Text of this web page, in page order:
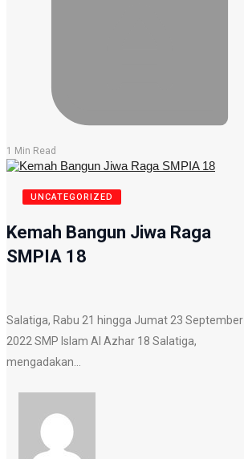
1 Min Read
UNCATEGORIZED
Kemah Bangun Jiwa Raga
SMPIA 18
Salatiga, Rabu 21 hingga Jumat 23 September
2022 SMP Islam Al Azhar 18 Salatiga,
mengadakan…